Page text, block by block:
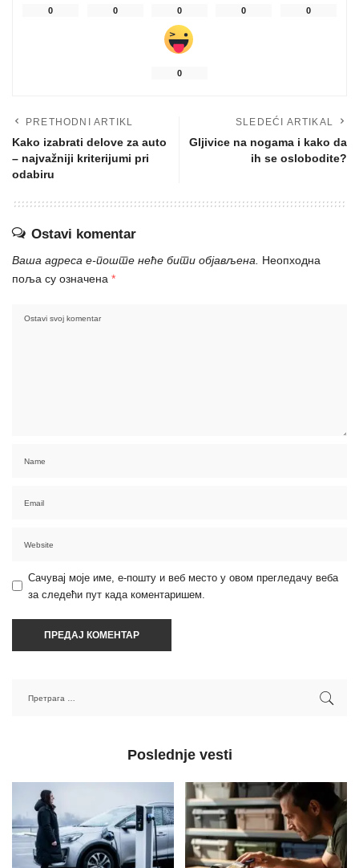
0 0 0 0 0
0
PRETHODNI ARTIKL
Kako izabrati delove za auto
– najvažniji kriterijumi pri
odabiru
SLEDEĆI ARTIKAL
Gljivice na nogama i kako da
ih se oslobodite?
Ostavi komentar
Ваша адреса е-поште неће бити објављена.
Неопходна
поља су означена *
Сачувај моје име, е-пошту и веб место у овом прегледачу веба
за следећи пут када коментаришем.
Poslednje vesti